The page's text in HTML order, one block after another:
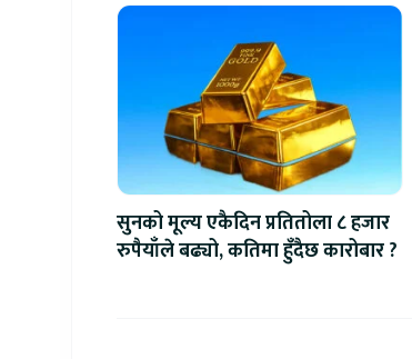
सुनको मूल्य एकैदिन प्रतितोला ८ हजार
रुपैयाँले बढ्यो, कतिमा हुँदैछ कारोबार ?